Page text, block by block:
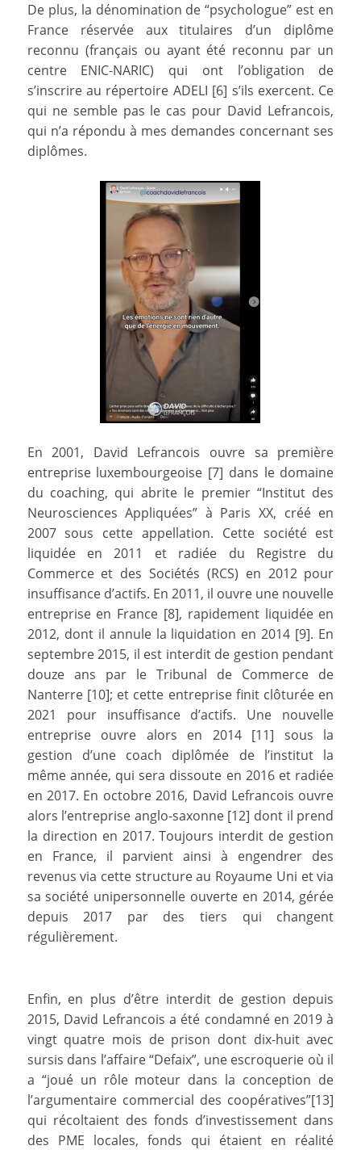
De plus, la dénomination de “psychologue” est en
France réservée aux titulaires d’un diplôme
reconnu (français ou ayant été reconnu par un
centre ENIC-NARIC) qui ont l’obligation de
s’inscrire au répertoire ADELI [6] s’ils exercent. Ce
qui ne semble pas le cas pour David Lefrancois,
qui n’a répondu à mes demandes concernant ses
diplômes.
En 2001, David Lefrancois ouvre sa première
entreprise luxembourgeoise [7] dans le domaine
du coaching, qui abrite le premier “Institut des
Neurosciences Appliquées” à Paris XX, créé en
2007 sous cette appellation. Cette société est
liquidée en 2011 et radiée du Registre du
Commerce et des Sociétés (RCS) en 2012 pour
insuffisance d’actifs. En 2011, il ouvre une nouvelle
entreprise en France [8], rapidement liquidée en
2012, dont il annule la liquidation en 2014 [9]. En
septembre 2015, il est interdit de gestion pendant
douze ans par le Tribunal de Commerce de
Nanterre [10]; et cette entreprise finit clôturée en
2021 pour insuffisance d’actifs. Une nouvelle
entreprise ouvre alors en 2014 [11] sous la
gestion d’une coach diplômée de l’institut la
même année, qui sera dissoute en 2016 et radiée
en 2017. En octobre 2016, David Lefrancois ouvre
alors l’entreprise anglo-saxonne [12] dont il prend
la direction en 2017. Toujours interdit de gestion
en France, il parvient ainsi à engendrer des
revenus via cette structure au Royaume Uni et via
sa société unipersonnelle ouverte en 2014, gérée
depuis 2017 par des tiers qui changent
régulièrement.
Enfin, en plus d’être interdit de gestion depuis
2015, David Lefrancois a été condamné en 2019 à
vingt quatre mois de prison dont dix-huit avec
sursis dans l’affaire “Defaix”, une escroquerie où il
a “joué un rôle moteur dans la conception de
l’argumentaire commercial des coopératives”[13]
qui récoltaient des fonds d’investissement dans
des PME locales, fonds qui étaient en réalité